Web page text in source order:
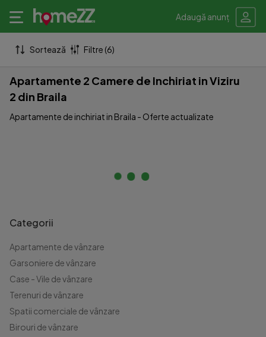
Adaugă anunț
Sortează Filtre (6)
Apartamente 2 Camere de Inchiriat in Viziru
2 din Braila
Apartamente de inchiriat in Braila - Oferte actualizate
Categorii
Apartamente de vânzare
Garsoniere de vânzare
Case - Vile de vânzare
Terenuri de vânzare
Spatii comerciale de vânzare
Birouri de vânzare